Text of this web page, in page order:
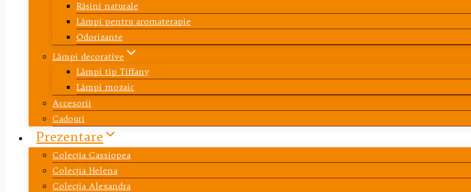
Răşini naturale
Lămpi pentru aromaterapie
Odorizante
Lămpi decorative
Lămpi tip Tiffany
Lămpi mozaic
Accesorii
Cadouri
Prezentare
Colecția Cassiopea
Colecția Helena
Colecția Alexandra